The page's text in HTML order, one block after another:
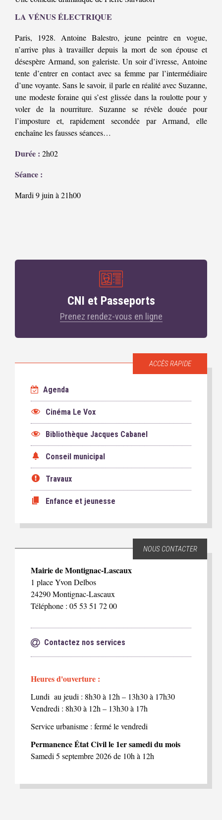
LA VÉNUS ÉLECTRIQUE
Paris, 1928. Antoine Balestro, jeune peintre en vogue,
n’arrive plus à travailler depuis la mort de son épouse et
désespère Armand, son galeriste. Un soir d’ivresse, Antoine
tente d’entrer en contact avec sa femme par l’intermédiaire
d’une voyante. Sans le savoir, il parle en réalité avec Suzanne,
une modeste foraine qui s’est glissée dans la roulotte pour y
voler de la nourriture. Suzanne se révèle douée pour
l’imposture et, rapidement secondée par Armand, elle
enchaîne les fausses séances…
Durée : 2h02
Séance :
Mardi 9 juin à 21h00
CNI et Passeports
Prenez rendez-vous en ligne
ACCÈS RAPIDE
Agenda
Cinéma Le Vox
Bibliothèque Jacques Cabanel
Conseil municipal
Travaux
Enfance et jeunesse
NOUS CONTACTER
Mairie de Montignac-Lascaux
1 place Yvon Delbos
24290 Montignac-Lascaux
Téléphone : 05 53 51 72 00
Contactez nos services
Heures d'ouverture :
Lundi au jeudi : 8h30 à 12h – 13h30 à 17h30
Vendredi : 8h30 à 12h – 13h30 à 17h
Service urbanisme : fermé le vendredi
Permanence État Civil le 1er samedi du mois
Samedi 5 septembre 2026 de 10h à 12h